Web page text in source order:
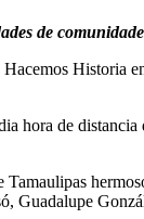
de
Historia
hora de
Guadalupe